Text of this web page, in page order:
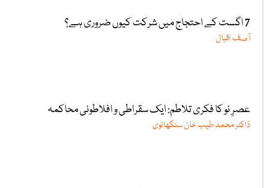
7 اگست کے احتجاج میں شرکت کیوں ضروری ہے؟
آصف اقبال
عصرِ نو کا فکری تلاطم: ایک سقراطی و افلاطونی محاکمہ
ڈاکٹر محمد طیب خان سنگھانوی